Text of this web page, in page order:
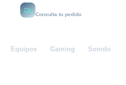
Consulta tu pedido
Equipos Gaming Sonido